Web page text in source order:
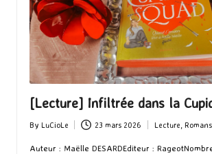
[Lecture] Infiltrée dans la
Posted
by
By LuCioLe 23 mars 2026
Posted
in
Lecture, Romans
Auteur : Maëlle DESARDEditeur :